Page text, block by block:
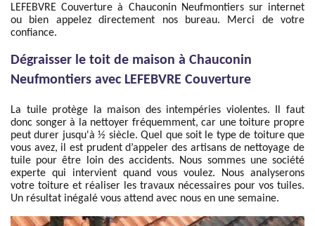
LEFEBVRE Couverture à Chauconin Neufmontiers sur internet
ou bien appelez directement nos bureau. Merci de votre
confiance.
Dégraisser le toit de maison à Chauconin
Neufmontiers avec LEFEBVRE Couverture
La tuile protège la maison des intempéries violentes. Il faut
donc songer à la nettoyer fréquemment, car une toiture propre
peut durer jusqu'à ½ siècle. Quel que soit le type de toiture que
vous avez, il est prudent d’appeler des artisans de nettoyage de
tuile pour être loin des accidents. Nous sommes une société
experte qui intervient quand vous voulez. Nous analyserons
votre toiture et réaliser les travaux nécessaires pour vos tuiles.
Un résultat inégalé vous attend avec nous en une semaine.